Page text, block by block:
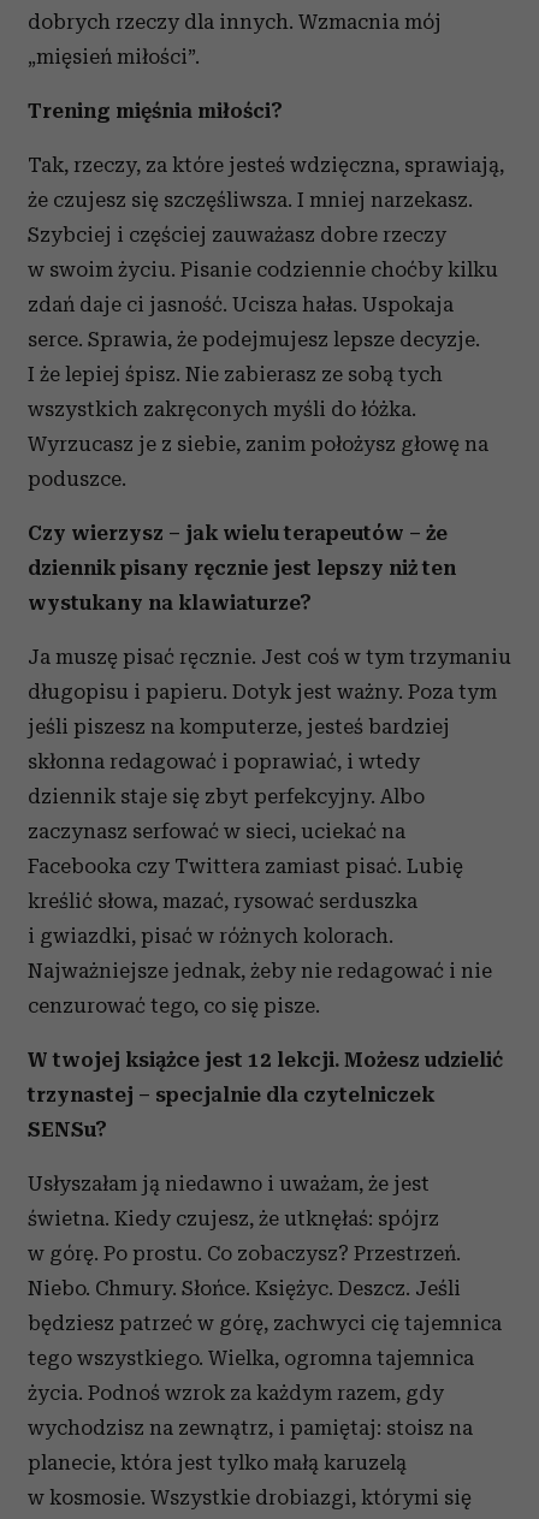
korzystania z ich usług.
dobrych rzeczy dla innych. Wzmacnia mój
„mięsień miłości”.
Trening mięśnia miłości?
Tak, rzeczy, za które jesteś wdzięczna, sprawiają,
że czujesz się szczęśliwsza. I mniej narzekasz.
Szybciej i częściej zauważasz dobre rzeczy
w swoim życiu. Pisanie codziennie choćby kilku
zdań daje ci jasność. Ucisza hałas. Uspokaja
serce. Sprawia, że podejmujesz lepsze decyzje.
I że lepiej śpisz. Nie zabierasz ze sobą tych
wszystkich zakręconych myśli do łóżka.
Wyrzucasz je z siebie, zanim położysz głowę na
poduszce.
Czy wierzysz – jak wielu terapeutów – że
dziennik pisany ręcznie jest lepszy niż ten
wystukany na klawiaturze?
Ja muszę pisać ręcznie. Jest coś w tym trzymaniu
długopisu i papieru. Dotyk jest ważny. Poza tym
jeśli piszesz na komputerze, jesteś bardziej
skłonna redagować i poprawiać, i wtedy
dziennik staje się zbyt perfekcyjny. Albo
zaczynasz serfować w sieci, uciekać na
Facebooka czy Twittera zamiast pisać. Lubię
kreślić słowa, mazać, rysować serduszka
i gwiazdki, pisać w różnych kolorach.
Najważniejsze jednak, żeby nie redagować i nie
cenzurować tego, co się pisze.
W twojej książce jest 12 lekcji. Możesz udzielić
trzynastej – specjalnie dla czytelniczek
SENSu?
Usłyszałam ją niedawno i uważam, że jest
świetna. Kiedy czujesz, że utknęłaś: spójrz
w górę. Po prostu. Co zobaczysz? Przestrzeń.
Niebo. Chmury. Słońce. Księżyc. Deszcz. Jeśli
będziesz patrzeć w górę, zachwyci cię tajemnica
tego wszystkiego. Wielka, ogromna tajemnica
życia. Podnoś wzrok za każdym razem, gdy
wychodzisz na zewnątrz, i pamiętaj: stoisz na
planecie, która jest tylko małą karuzelą
w kosmosie. Wszystkie drobiazgi, którymi się